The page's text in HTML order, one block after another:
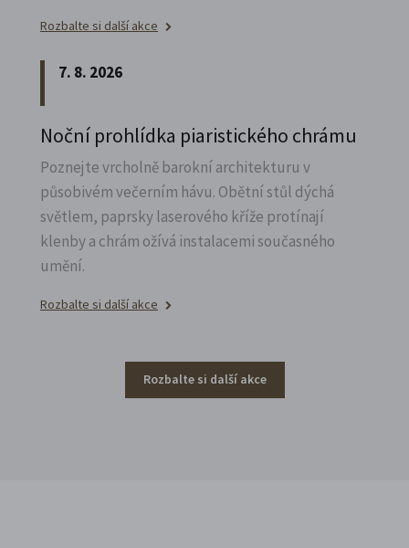
Rozbalte si další akce
7. 8. 2026
Noční prohlídka piaristického chrámu
Poznejte vrcholně barokní architekturu v
působivém večerním hávu. Obětní stůl dýchá
světlem, paprsky laserového kříže protínají
klenby a chrám ožívá instalacemi současného
umění.
Rozbalte si další akce
Rozbalte si další akce